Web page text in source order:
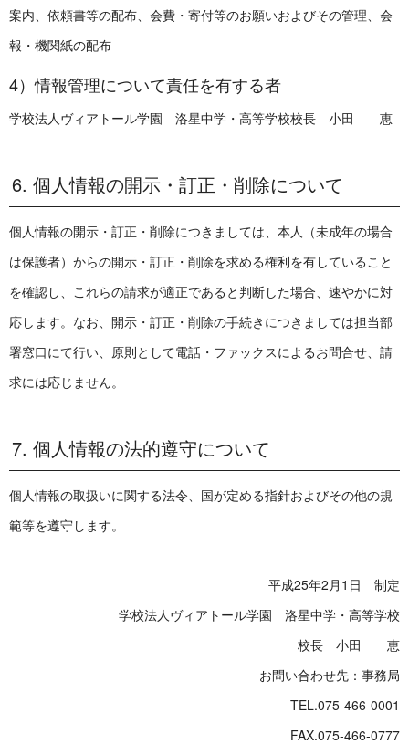
案内、依頼書等の配布、会費・寄付等のお願いおよびその管理、会
報・機関紙の配布
4）情報管理について責任を有する者
学校法人ヴィアトール学園 洛星中学・高等学校校長 小田 恵
6. 個人情報の開示・訂正・削除について
個人情報の開示・訂正・削除につきましては、本人（未成年の場合
は保護者）からの開示・訂正・削除を求める権利を有していること
を確認し、これらの請求が適正であると判断した場合、速やかに対
応します。なお、開示・訂正・削除の手続きにつきましては担当部
署窓口にて行い、原則として電話・ファックスによるお問合せ、請
求には応じません。
7. 個人情報の法的遵守について
個人情報の取扱いに関する法令、国が定める指針およびその他の規
範等を遵守します。
平成25年2月1日 制定
学校法人ヴィアトール学園 洛星中学・高等学校
校長 小田 恵
お問い合わせ先：事務局
TEL.075‐466‐0001
FAX.075‐466‐0777